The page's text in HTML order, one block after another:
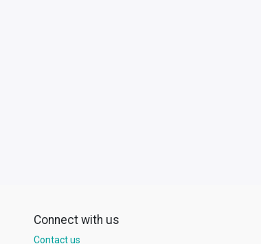
Connect with us
Contact us